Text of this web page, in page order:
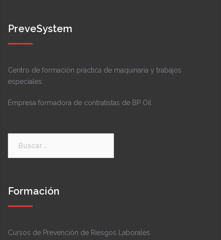
PreveSystem
Centro de formación práctica de maquinaria y trabajos
especiales.
Empresa formadora de contratistas de BP Oil.
Formación
Cursos de Prevención de Riesgos Laborales